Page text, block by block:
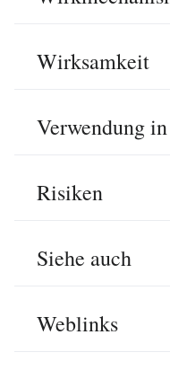
Wirksamkeit
Verwendung
Risiken
Siehe auch
Weblinks